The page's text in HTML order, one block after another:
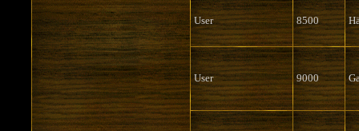
User 8500
User 9000